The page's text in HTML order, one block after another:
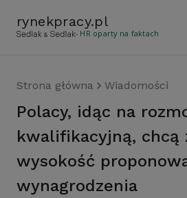
rynekpracy.pl
- HR oparty na faktach
Strona główna Wiadomości
Polacy, idąc na rozmowę
kwalifikacyjną, chcą
wysokość
wynagrodzenia